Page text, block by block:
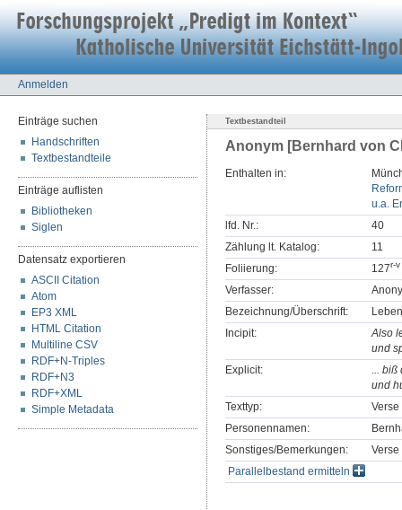
Anmelden
Einträge suchen
Handschriften
Textbestandteile
Einträge auflisten
Bibliotheken
Siglen
Datensatz exportieren
ASCII Citation
Atom
EP3 XML
HTML Citation
Multiline CSV
RDF+N-Triples
RDF+N3
RDF+XML
Simple Metadata
Textbestandteil
Anonym [Bernhard von
Enthalten in:
u.a.
lfd. Nr.:
40
Zählung lt. Katalog:
11
Foliierung:
127r-v
Verfasser:
Bezeichnung/Überschrift:
Incipit:
Also
und
Explicit:
... biß
und
Texttyp:
Verse
Personennamen:
Sonstiges/Bemerkungen:
Parallelbestand ermitteln